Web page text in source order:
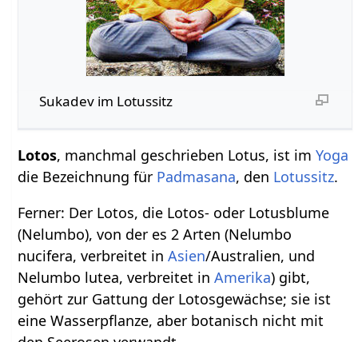
Sukadev im Lotussitz
Lotos, manchmal geschrieben Lotus, ist imYoga
die Bezeichnung für Padmasana, den Lotussitz.
Ferner: Der Lotos, die Lotos- oder Lotusblume
(Nelumbo), von der es 2 Arten (Nelumbo
nucifera, verbreitet inAsien/Australien, und
Nelumbo lutea, verbreitet inAmerika) gibt,
gehört zur Gattung der Lotosgewächse; sie ist
eine Wasserpflanze, aber botanisch nicht mit